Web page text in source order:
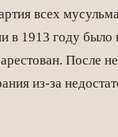
всех
в 1913 году
После
из-за